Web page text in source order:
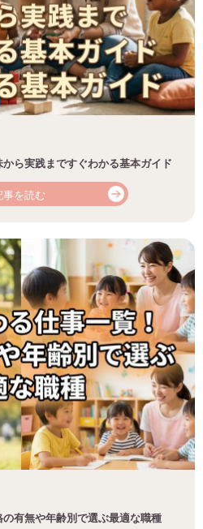
ら実践まですぐわかる基本ガイド
事を読む
有無や年齢別で選ぶ最適な職種